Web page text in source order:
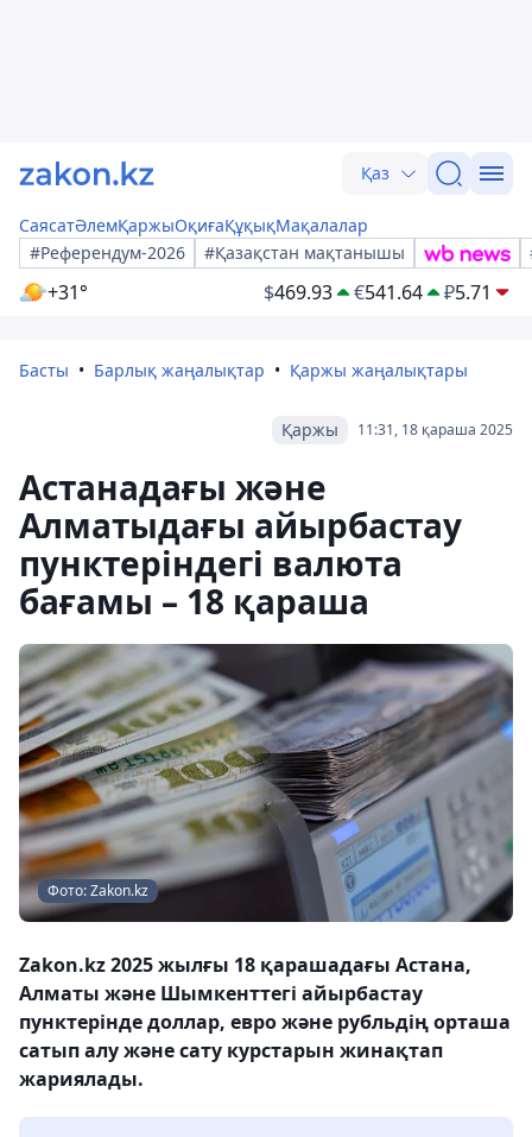
Қаз
СаясатӘлемҚаржыОқиғаҚұқықМақалалар
#Референдум-2026
#Қазақстан мақтанышы
+31° $469.93 €541.64 ₽5.71
Басты Барлық жаңалықтар Қаржы жаңалықтары
11:31, 18 қараша 2025
Қаржы
Астанадағы және
Алматыдағы айырбастау
пунктеріндегі валюта
бағамы – 18 қараша
Фото: Zakon.kz
Zakon.kz 2025 жылғы 18 қарашадағы Астана,
Алматы және Шымкенттегі айырбастау
пунктерінде доллар, евро және рубльдің орташа
сатып алу және сату курстарын жинақтап
жариялады.